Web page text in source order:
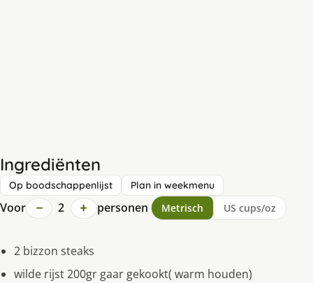
Ingrediënten
Op boodschappenlijst Plan in weekmenu
Voor − 2 + personen Metrisch US cups/oz
2 bizzon steaks
wilde rijst 200gr gaar gekookt( warm houden)